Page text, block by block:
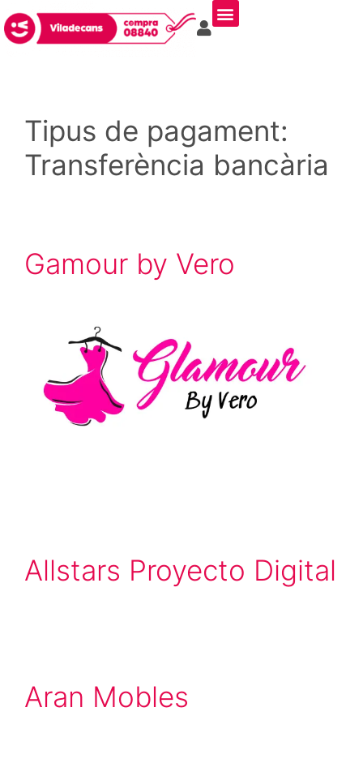
Tipus de pagament:
Transferència bancària
Gamour by Vero
Allstars Proyecto Digital
Aran Mobles